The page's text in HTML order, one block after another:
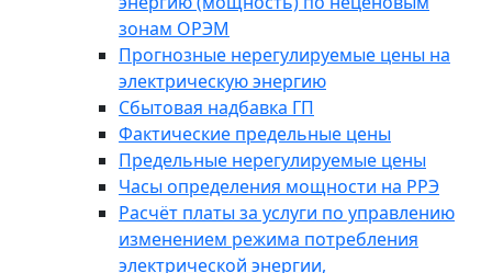
зонам ОРЭМ
Прогнозные нерегулируемые цены на
электрическую энергию
Сбытовая надбавка ГП
Фактические предельные цены
Предельные нерегулируемые цены
Часы определения мощности на РРЭ
Расчёт платы за услуги по управлению
изменением режима потребления
электрической энергии,